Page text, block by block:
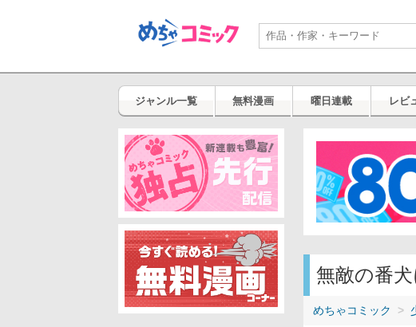
ジャンル一覧 無料漫画 曜日連載 レビ
無敵の番
めちゃコミック